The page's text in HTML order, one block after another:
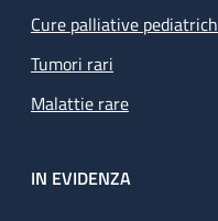
Cure palliative
Tumori rari
Malattie rare
IN EVIDENZA